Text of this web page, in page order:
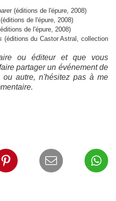
r (éditions de l'épure, 2008)
de l'épure, 2008)
de l'épure, 2008)
(éditions du Castor Astral, collection
ou éditeur et que vous
partager un événement de
ou autre, n'hésitez pas à me